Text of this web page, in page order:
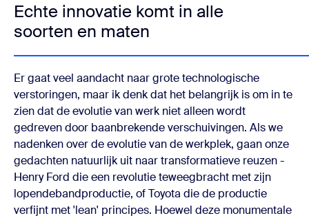
Echte innovatie komt in alle
soorten en maten
Er gaat veel aandacht naar grote technologische
verstoringen, maar ik denk dat het belangrijk is om in te
zien dat de evolutie van werk niet alleen wordt
gedreven door baanbrekende verschuivingen. Als we
nadenken over de evolutie van de werkplek, gaan onze
gedachten natuurlijk uit naar transformatieve reuzen -
Henry Ford die een revolutie teweegbracht met zijn
lopendebandproductie, of Toyota die de productie
verfijnt met 'lean' principes. Hoewel deze monumentale